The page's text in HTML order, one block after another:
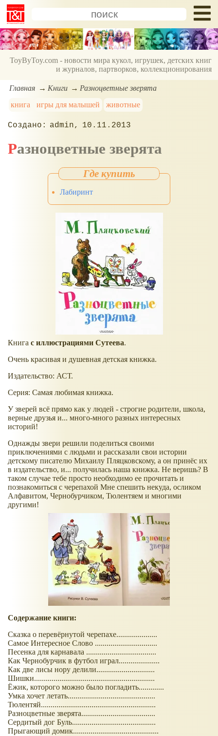
ToyByToy.com - новости мира кукол, игрушек, детских книг
и журналов, партворков, коллекционирования
Главная Книги
Разноцветные зверята
книга
игры для малышей животные
admin 10.11.2013
Разноцветные зверята
Лабиринт
Книга с иллюстрациями Сутеева.
Очень красивая и душевная детская книжка.
Издательство: АСТ.
Серия: Самая любимая книжка.
У зверей всё прямо как у людей - строгие родители, школа,
верные друзья и... много-много разных интересных
историй!
Однажды звери решили поделиться своими
приключениями с людьми и рассказали свои истории
детскому писателю Михаилу Пляцковскому, а он принёс их
в издательство, и... получилась наша книжка. Не веришь? В
таком случае тебе просто необходимо ее прочитать и
познакомиться с черепахой Мне спешить некуда, осликом
Алфавитом, Чернобурчиком, Тюлентяем и многими
другими!
Содержание книги:
Сказка о перевёрнутой черепахе.....................
Самое Интересное Слово ................................
Песенка для карнавала ....................................
Как Чернобурчик в футбол играл.....................
Как две лисы нору делили..............................
Шишки..............................................................
Ёжик, которого можно было погладить.............
Умка хочет летать.............................................
Тюлентяй...........................................................
Разноцветные зверята......................................
Сердитый дог Буль...........................................
Прыгающий домик............................................